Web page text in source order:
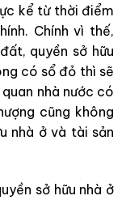
kể từ thời điểm
Chính vì thế,
quyền sở hữu
có sổ đỏ thì sẽ
nhà nước có
cũng không
nhà ở và tài sản
sở hữu nhà ở